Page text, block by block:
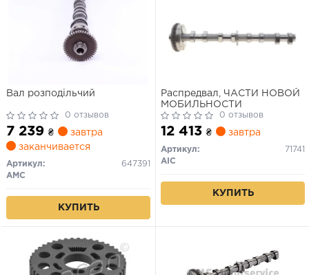
Вал розподільчий
0 отзывов
7 239 ₴
завтра
заканчивается
Артикул:
647391
AMC
КУПИТЬ
Распредвал, ЧАСТИ НОВОЙ
МОБИЛЬНОСТИ
0 отзывов
12 413 ₴ завтра
Артикул:
71741
AIC
КУПИТЬ